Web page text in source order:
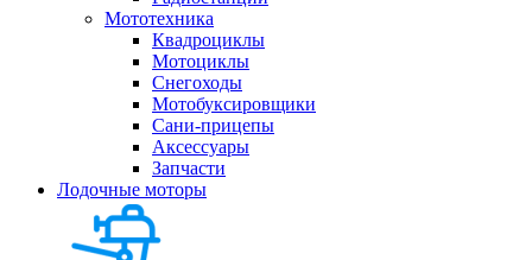
Мототехника
Квадроциклы
Мотоциклы
Снегоходы
Мотобуксировщики
Сани-прицепы
Аксессуары
Запчасти
Лодочные моторы